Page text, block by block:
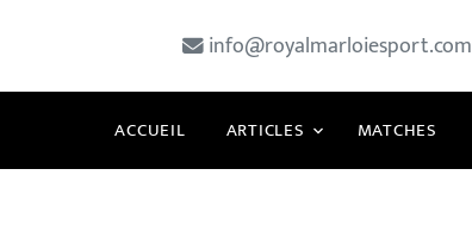
info@royalmarloiesport.com
ACCUEIL ARTICLES MATCHES